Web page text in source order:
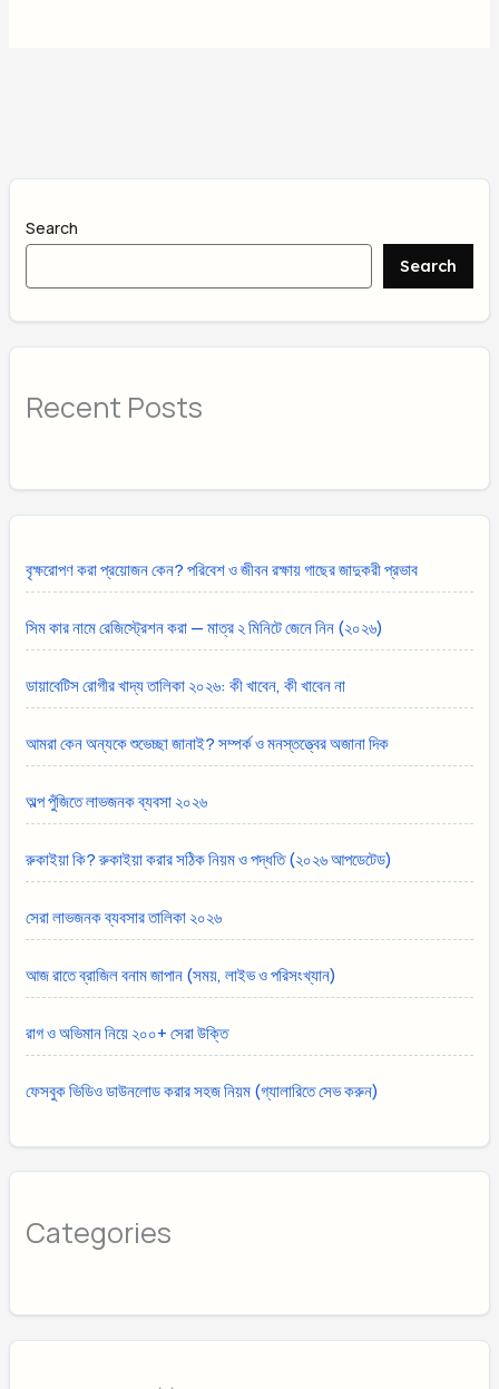
Search
Search
Recent Posts
বৃক্ষরোপণ করা প্রয়োজন কেন? পরিবেশ ও জীবন রক্ষায় গাছের জাদুকরী প্রভাব
সিম কার নামে রেজিস্ট্রেশন করা — মাত্র ২ মিনিটে জেনে নিন (২০২৬)
ডায়াবেটিস রোগীর খাদ্য তালিকা ২০২৬: কী খাবেন, কী খাবেন না
আমরা কেন অন্যকে শুভেচ্ছা জানাই? সম্পর্ক ও মনস্তত্ত্বের অজানা দিক
অল্প পুঁজিতে লাভজনক ব্যবসা ২০২৬
রুকাইয়া কি? রুকাইয়া করার সঠিক নিয়ম ও পদ্ধতি (২০২৬ আপডেটেড)
সেরা লাভজনক ব্যবসার তালিকা ২০২৬
আজ রাতে ব্রাজিল বনাম জাপান (সময়, লাইভ ও পরিসংখ্যান)
রাগ ও অভিমান নিয়ে ২০০+ সেরা উক্তি
ফেসবুক ভিডিও ডাউনলোড করার সহজ নিয়ম (গ্যালারিতে সেভ করুন)
Categories